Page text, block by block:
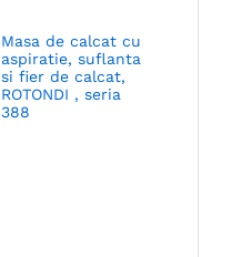
Masa de calcat cu
aspiratie, suflanta
si fier de calcat,
ROTONDI , seria
388